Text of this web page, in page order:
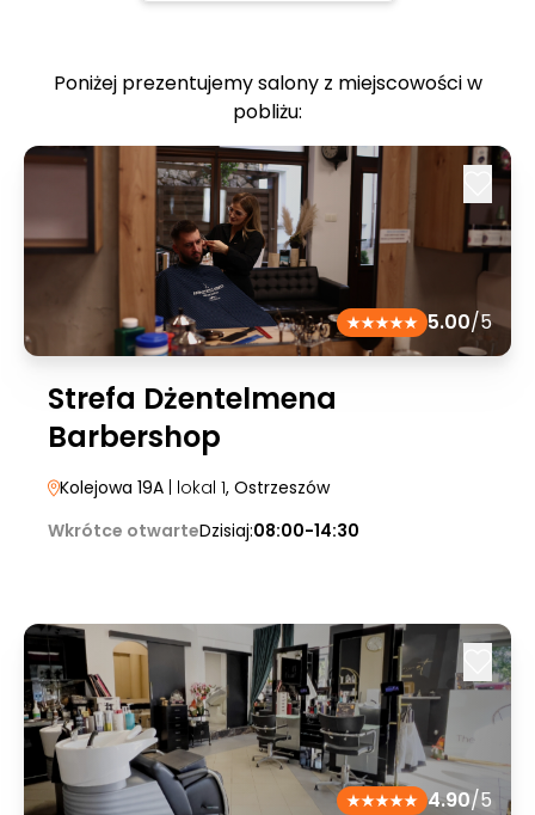
Poniżej prezentujemy salony z miejscowości w
pobliżu:
5.00/5
Strefa Dżentelmena
Barbershop
Kolejowa 19A | lokal 1, Ostrzeszów
Wkrótce otwarteDzisiaj:08:00-14:30
4.90/5